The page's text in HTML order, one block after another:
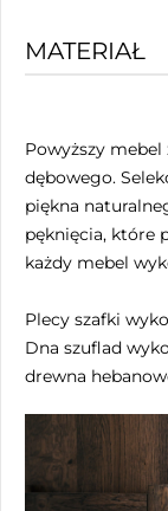
MATERIAŁ
Powyższy mebel
dębowego.
piękna
pęknięcia, które
każdy mebel
Plecy szafki
Dna szuflad
drewna